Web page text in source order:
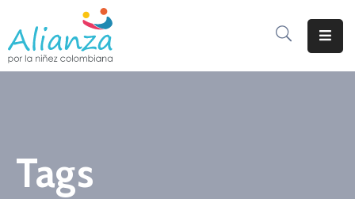
Inicio
Documentos
Tags